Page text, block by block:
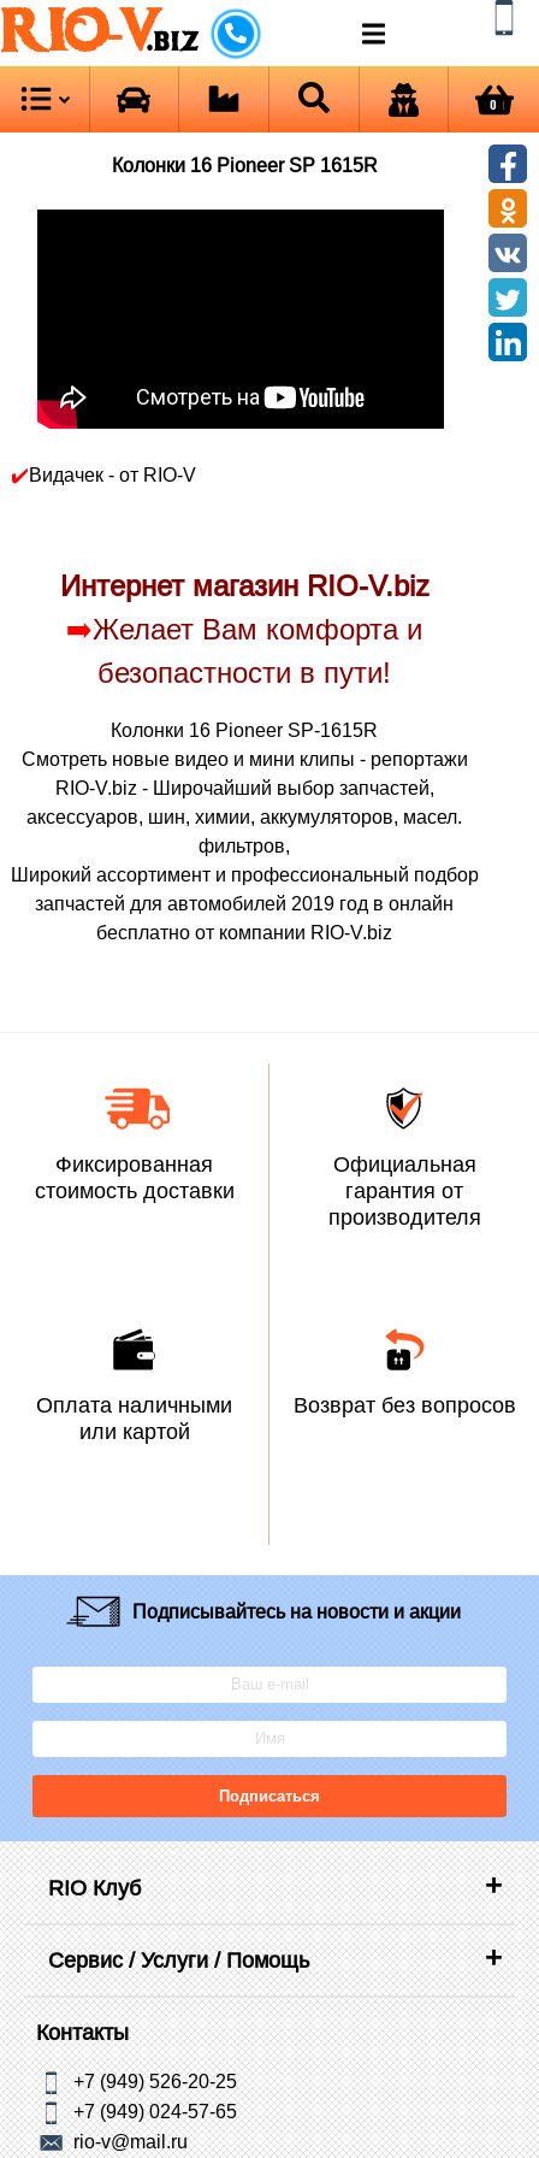
RIO-V.biz
0
Колонки 16 Pioneer SP 1615R
✔️Видачек - от RIO-V
Интернет магазин RIO-V.biz
➡️Желает Вам комфорта и
безопастности в пути!
Колонки 16 Pioneer SP-1615R
Смотреть новые видео и мини клипы - репортажи
RIO-V.biz - Широчайший выбор запчастей,
аксессуаров, шин, химии, аккумуляторов, масел.
фильтров,
Широкий ассортимент и профессиональный подбор
запчастей для автомобилей 2019 год в онлайн
бесплатно от компании RIO-V.biz
Фиксированная
стоимость доставки
Официальная
гарантия от
производителя
Оплата наличными
или картой
Возврат без вопросов
Подписывайтесьна новости и акции
Подписаться
RIO Клуб
Сервис / Услуги / Помощь
Контакты
+7 (949) 526-20-25
+7 (949) 024-57-65
rio-v@mail.ru